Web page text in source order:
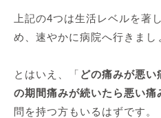
上記の4つは生活レベルを著
め、速やかに病院へ行きまし
とはいえ、「 どの痛みが悪い
の期間痛みが続いたら悪い痛
問を持つ方もいるはずです。